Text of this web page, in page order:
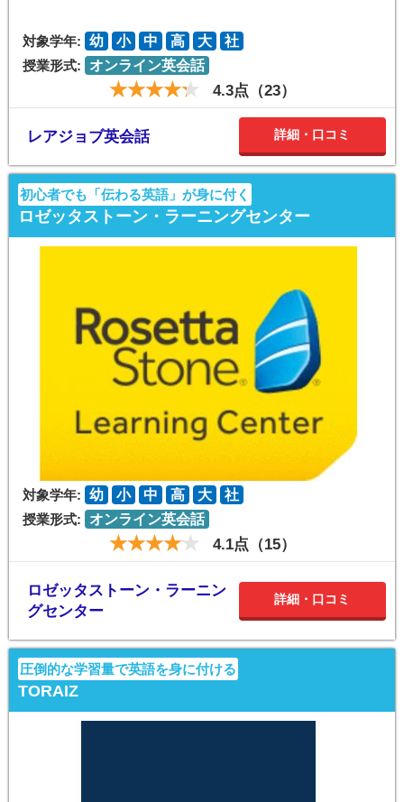
対象学年: 幼 小 中 高 大
社
授業形式:
オンライン英会話
4.3点（23）
レアジョブ英会話 詳細・口コミ
初心者でも「伝わる英語」が身に付く
ロゼッタストーン・ラーニングセンター
対象学年: 幼 小 中 高 大
社
授業形式:
オンライン英会話
4.1点（15）
ロゼッタストーン・ラーニン
グセンター
詳細・口コミ
圧倒的な学習量で英語を身に付ける
TORAIZ